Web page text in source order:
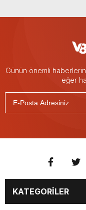
Günün önemli
eğer
KATEGORİLER